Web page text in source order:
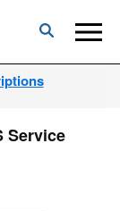
Service